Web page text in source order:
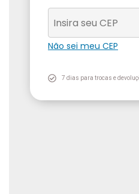
Não sei meu CEP
7 dias para trocas e